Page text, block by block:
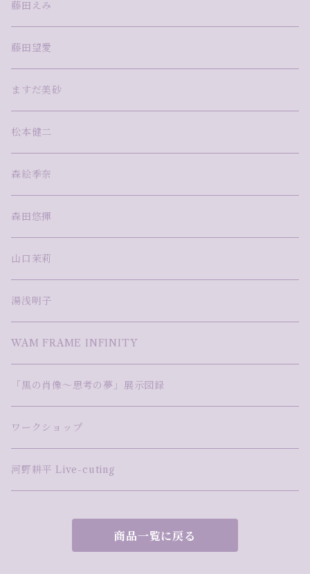
藤田えみ
藤田望愛
ますだ美砂
松本健二
森絵季奈
森田悠揮
山口茉莉
湯浅明子
WAM FRAME INFINITY
「黒の肖像～思考の夢」展示図録
ワークショップ
河野耕平 Live-cuting
商品一覧に戻る